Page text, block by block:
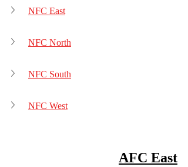
NFC East
NFC North
NFC South
NFC West
AFC East